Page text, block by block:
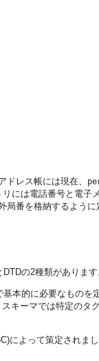
ドレス帳には現在、
には電話番号と電
局番を格納するよう
の2種類がありま
本的に必要なもの
キーマでは特定の
によって策定されま